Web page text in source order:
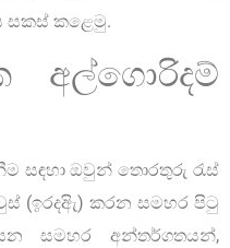
සකස් කළෙමු.
අල්ගොරිදම්
සඳහා ඔවුන් තොරතුරු රැස්
(ඉරදඅිැ) කරන සමහර පිටු
සමහර අන්තර්ගතයන්,